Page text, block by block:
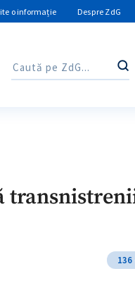
o informație Despre ZdG